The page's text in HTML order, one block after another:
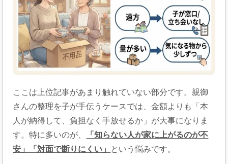
ここは上位記事があまり触れていない部分です。親御
さんの整理を子が手伝うケースでは、金額よりも「本
人が納得して、負担なく手放せるか」が大事になりま
す。特に多いのが、
「知らない人が家に上がるのが不
安」「対面で断りにくい」 という悩みです。